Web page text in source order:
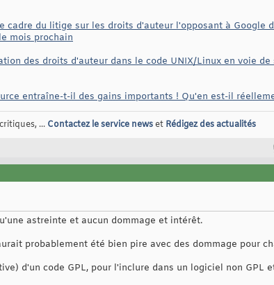
cadre du litige sur les droits d'auteur l'opposant à Google
mois prochain
des droits d'auteur dans le code UNIX/Linux en voie
entraîne-t-il des gains importants ! Qu'en est-il
... Contactez le service newset Rédigez des actualités
astreinte et aucun dommage et intérêt.
probablement été bien pire avec des dommage pour
d'un code GPL, pour l'inclure dans un logiciel non GPL